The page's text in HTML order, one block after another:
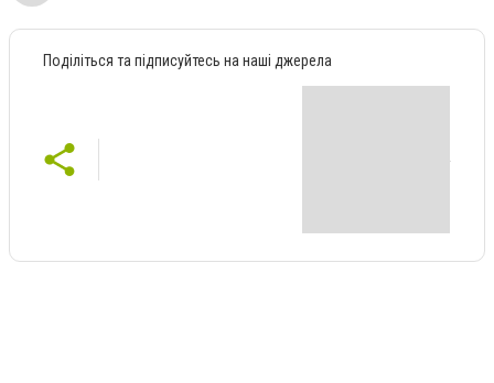
Поділіться та підписуйтесь на наші джерела